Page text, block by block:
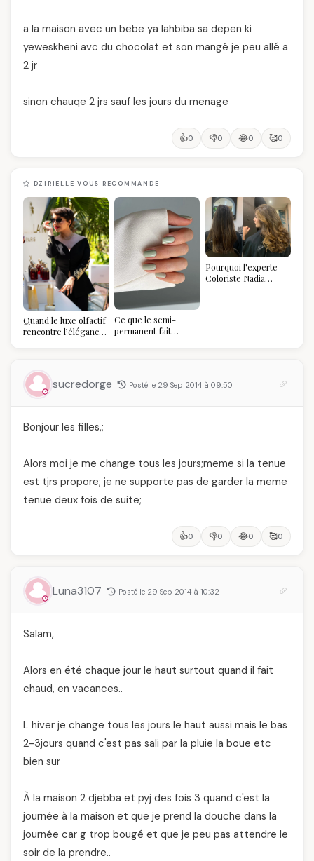
a la maison avec un bebe ya lahbiba sa depen ki
yeweskheni avc du chocolat et son mangé je peu allé a
2 jr
sinon chauqe 2 jrs sauf les jours du menage
👍0 👎0 😂0 🥰0
DZIRIELLE VOUS RECOMMANDE
Quand le luxe olfactif
rencontre l’élégance
temps
Ce que le semi-
permanent fait
Pourquoi l'experte
Coloriste Nadia
sucredorge Posté le 29 Sep 2014 à 09:50
Bonjour les filles,;
Alors moi je me change tous les jours;meme si la tenue
est tjrs propore; je ne supporte pas de garder la meme
tenue deux fois de suite;
👍0 👎0 😂0 🥰0
Luna3107 Posté le 29 Sep 2014 à 10:32
Salam,
Alors en été chaque jour le haut surtout quand il fait
chaud, en vacances..
L hiver je change tous les jours le haut aussi mais le bas
2-3jours quand c'est pas sali par la pluie la boue etc
bien sur
À la maison 2 djebba et pyj des fois 3 quand c'est la
journée à la maison et que je prend la douche dans la
journée car g trop bougé et que je peu pas attendre le
soir de la prendre..